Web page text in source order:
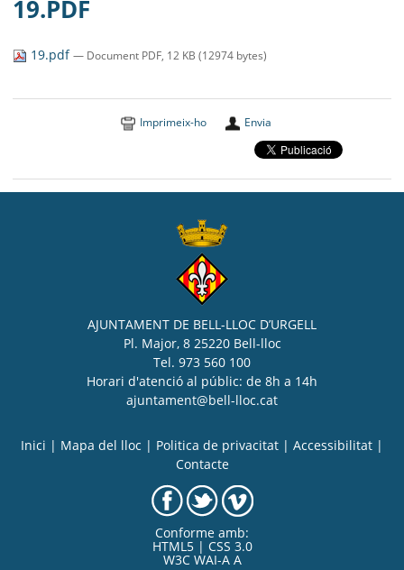
19.PDF
19.pdf— Document PDF, 12 KB (12974 bytes)
Imprimeix-ho Envia
AJUNTAMENT DE BELL-LLOC D’URGELL
Pl. Major, 8 25220 Bell-lloc
Tel. 973 560 100
Horari d'atenció al públic: de 8h a 14h
ajuntament@bell-lloc.cat
Inici Mapa del lloc Politica de privacitat Accessibilitat
Contacte
Conforme amb:
HTML5 | CSS 3.0
W3C WAI-A A